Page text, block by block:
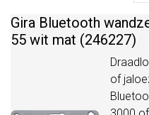
Gira Bluetooth
55 wit mat (246227)
of